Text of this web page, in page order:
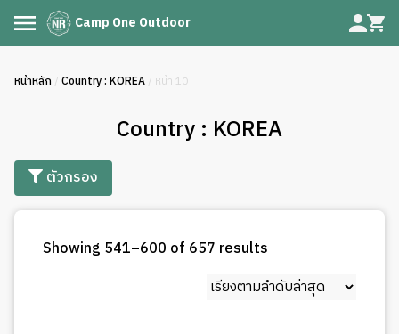
Camp One Outdoor
หน้าหลัก / Country : KOREA / หน้า 10
Country : KOREA
ตัวกรอง
Showing 541–600 of 657 results
latest